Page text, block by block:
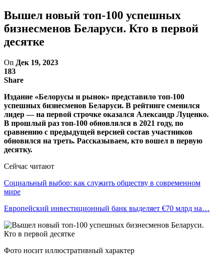
Вышел новый топ-100 успешных
бизнесменов Беларуси. Кто в первой
десятке
On Дек 19, 2023
183
Share
Издание «Белорусы и рынок» представило топ-100
успешных бизнесменов Беларуси. В рейтинге сменился
лидер — на первой строчке оказался Александр Луценко.
В прошлый раз топ-100 обновлялся в 2021 году, по
сравнению с предыдущей версией состав участников
обновился на треть. Рассказываем, кто вошел в первую
десятку.
Сейчас читают
Социальный выбор: как служить обществу в современном
мире
Европейский инвестиционный банк выделяет €70 млрд на…
Фото носит иллюстративный характер